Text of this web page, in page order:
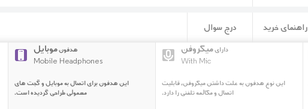
راهنمای خرید درج سوال
هدفونموبایل
Mobile Headphones
این هدفون برای اتصال به موبایل و گجت های
معمولی طراحی گردیده است.
دارایمیکروفن
With Mic
این نوع هدفون به علت داشتن میکروفن، قابلیت
اتصال و مکالمه تلفنی را دارد.